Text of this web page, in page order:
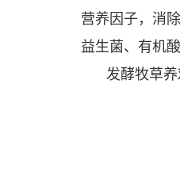
营养因子，消
益生菌、有机
发酵牧草